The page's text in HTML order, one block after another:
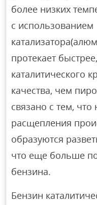
более низких
с использованием
протекает
каталитического
качества, чем
связано с тем, что
расщепления
образуются
что еще больше
бензина.
Бензин